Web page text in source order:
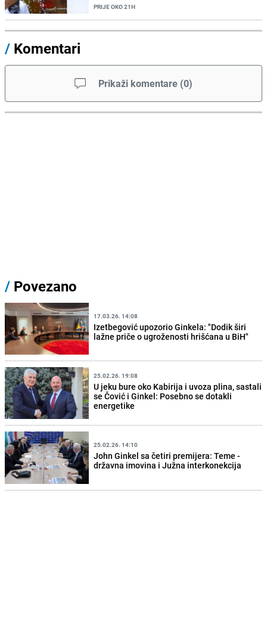
PRIJE OKO 21H
/ Komentari
Prikaži komentare (0)
/ Povezano
17.03.26. 14:08
Izetbegović upozorio Ginkela: "Dodik širi
lažne priče o ugroženosti hrišćana u BiH"
25.02.26. 19:08
U jeku bure oko Kabirija i uvoza plina, sastali
se Čović i Ginkel: Posebno se dotakli
energetike
25.02.26. 14:10
John Ginkel sa četiri premijera: Teme -
državna imovina i Južna interkonekcija